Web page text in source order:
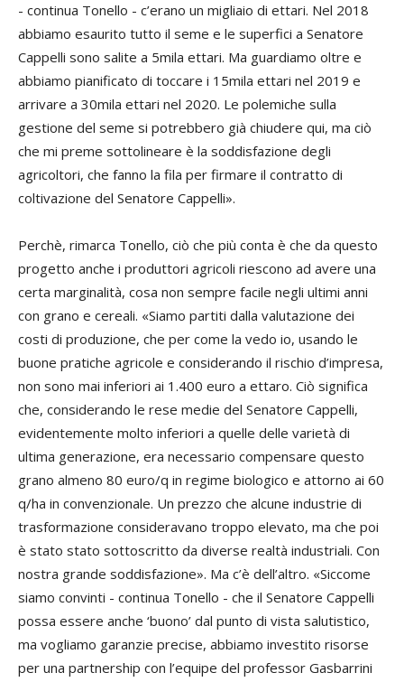
- continua Tonello - c’erano un migliaio di ettari. Nel 2018
abbiamo esaurito tutto il seme e le superfici a Senatore
Cappelli sono salite a 5mila ettari. Ma guardiamo oltre e
abbiamo pianificato di toccare i 15mila ettari nel 2019 e
arrivare a 30mila ettari nel 2020. Le polemiche sulla
gestione del seme si potrebbero già chiudere qui, ma ciò
che mi preme sottolineare è la soddisfazione degli
agricoltori, che fanno la fila per firmare il contratto di
coltivazione del Senatore Cappelli».
Perchè, rimarca Tonello, ciò che più conta è che da questo
progetto anche i produttori agricoli riescono ad avere una
certa marginalità, cosa non sempre facile negli ultimi anni
con grano e cereali. «Siamo partiti dalla valutazione dei
costi di produzione, che per come la vedo io, usando le
buone pratiche agricole e considerando il rischio d’impresa,
non sono mai inferiori ai 1.400 euro a ettaro. Ciò significa
che, considerando le rese medie del Senatore Cappelli,
evidentemente molto inferiori a quelle delle varietà di
ultima generazione, era necessario compensare questo
grano almeno 80 euro/q in regime biologico e attorno ai 60
q/ha in convenzionale. Un prezzo che alcune industrie di
trasformazione consideravano troppo elevato, ma che poi
è stato stato sottoscritto da diverse realtà industriali. Con
nostra grande soddisfazione». Ma c’è dell’altro. «Siccome
siamo convinti - continua Tonello - che il Senatore Cappelli
possa essere anche ‘buono’ dal punto di vista salutistico,
ma vogliamo garanzie precise, abbiamo investito risorse
per una partnership con l’equipe del professor Gasbarrini